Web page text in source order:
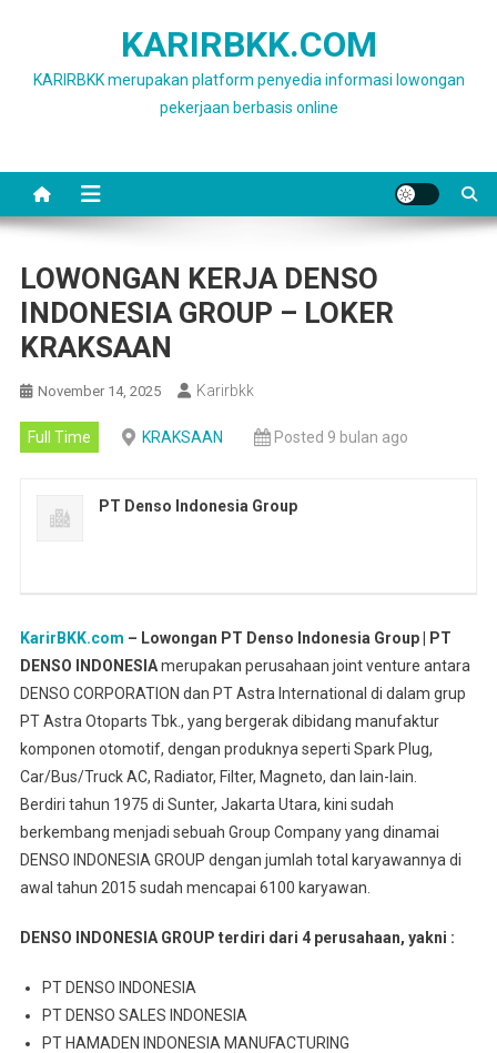
KARIRBKK.COM
KARIRBKK merupakan platform penyedia informasi lowongan
pekerjaan berbasis online
LOWONGAN KERJA DENSO
INDONESIA GROUP – LOKER
KRAKSAAN
November 14, 2025 Karirbkk
Full Time KRAKSAAN Posted 9 bulan ago
PT Denso Indonesia Group
KarirBKK.com – Lowongan PT Denso Indonesia Group | PT
DENSO INDONESIAmerupakan perusahaan joint venture antara
DENSO CORPORATION dan PT Astra International di dalam grup
PT Astra Otoparts Tbk., yang bergerak dibidang manufaktur
komponen otomotif, dengan produknya seperti Spark Plug,
Car/Bus/Truck AC, Radiator, Filter, Magneto, dan lain-lain.
Berdiri tahun 1975 di Sunter, Jakarta Utara, kini sudah
berkembang menjadi sebuah Group Company yang dinamai
DENSO INDONESIA GROUP dengan jumlah total karyawannya di
awal tahun 2015 sudah mencapai 6100 karyawan.
DENSO INDONESIA GROUP terdiri dari 4 perusahaan, yakni :
PT DENSO INDONESIA
PT DENSO SALES INDONESIA
PT HAMADEN INDONESIA MANUFACTURING